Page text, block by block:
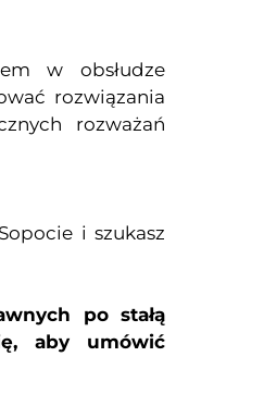
w obsłudze
rozwiązania
rozważań
i szukasz
po stałą
aby umówić